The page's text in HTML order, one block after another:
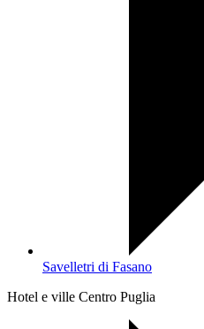
Savelletri di Fasano
Hotel e ville Centro Puglia